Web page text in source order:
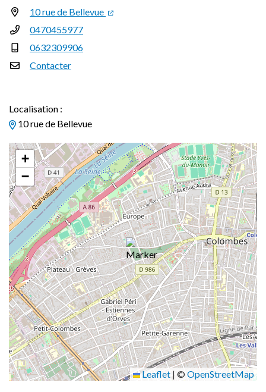
10 rue de Bellevue
0470455977
0632309906
Contacter
Localisation :
10 rue de Bellevue
+
−
Leaflet | ©OpenStreetMap